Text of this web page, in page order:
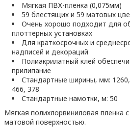
Мягкая ПВХ-пленка (0,075мм)
59 блестящих и 59 матовых
Очень хорошо подходит для
плоттерных установках
Для краткосрочных и
надписей и декораций
Полиакрилатный клей
прилипание
Стандартные ширины, мм:
466, 378
Стандартные намотки, м: 50
Мягкая полихлорвиниловая пленка
матовой поверхностью.